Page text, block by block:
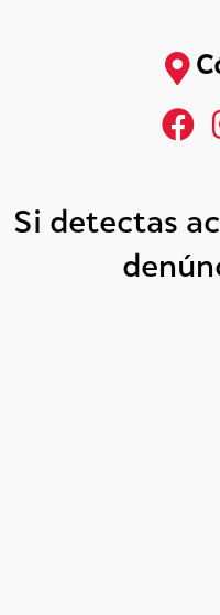
Si detectas